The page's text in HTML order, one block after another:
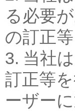
る必要
の訂正
3. 当社
訂正等
ーザー